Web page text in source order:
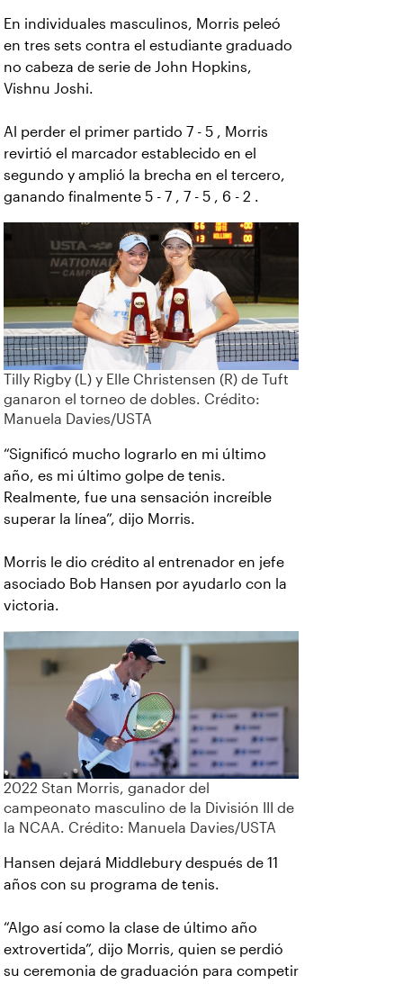
En individuales masculinos, Morris peleó
en tres sets contra el estudiante graduado
no cabeza de serie de John Hopkins,
Vishnu Joshi.
Al perder el primer partido 7 - 5 , Morris
revirtió el marcador establecido en el
segundo y amplió la brecha en el tercero,
ganando finalmente 5 - 7 , 7 - 5 , 6 - 2 .
Tilly Rigby (L) y Elle Christensen (R) de Tuft
ganaron el torneo de dobles. Crédito:
Manuela Davies/USTA
“Significó mucho lograrlo en mi último
año, es mi último golpe de tenis.
Realmente, fue una sensación increíble
superar la línea”, dijo Morris.
Morris le dio crédito al entrenador en jefe
asociado Bob Hansen por ayudarlo con la
victoria.
2022 Stan Morris, ganador del
campeonato masculino de la División III de
la NCAA. Crédito: Manuela Davies/USTA
Hansen dejará Middlebury después de 11
años con su programa de tenis.
“Algo así como la clase de último año
extrovertida”, dijo Morris, quien se perdió
su ceremonia de graduación para competir